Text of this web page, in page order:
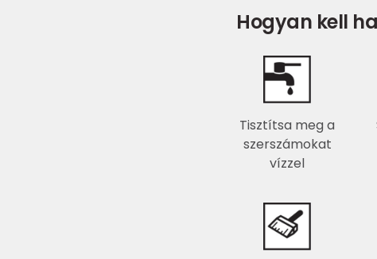
Hogyan kell
Tisztítsa meg a
szerszámokat
vízzel